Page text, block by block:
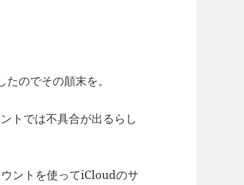
のでその顛末を。
トでは不具合が出るらし
ントを使ってiCloudのサ